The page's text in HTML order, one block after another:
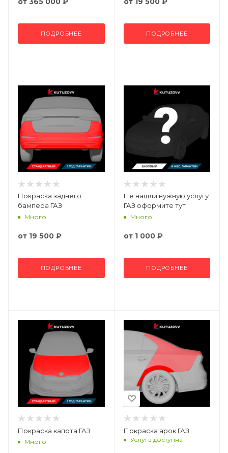
ПОДРОБНЕЕ ПОДРОБНЕЕ
Покраска заднего
бампера ГАЗ
Много
от 19 500 ₽
ПОДРОБНЕЕ
Не нашли нужную услугу
ГАЗ оформите тут
Много
от 1 000 ₽
ПОДРОБНЕЕ
Покраска капота ГАЗ
Много
Покраска арок ГАЗ
Услуга доступна